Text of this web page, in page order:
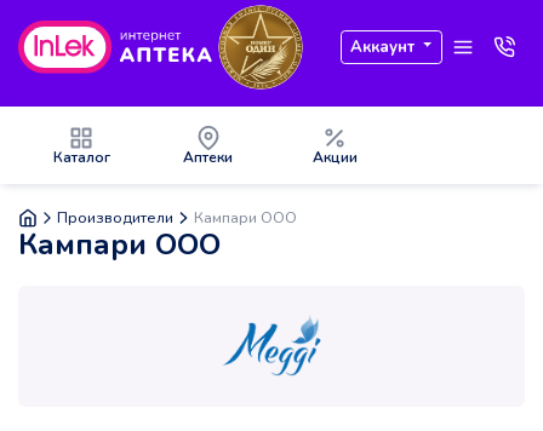
Аккаунт
Каталог Аптеки Акции
Производители Кампари ООО
Кампари ООО